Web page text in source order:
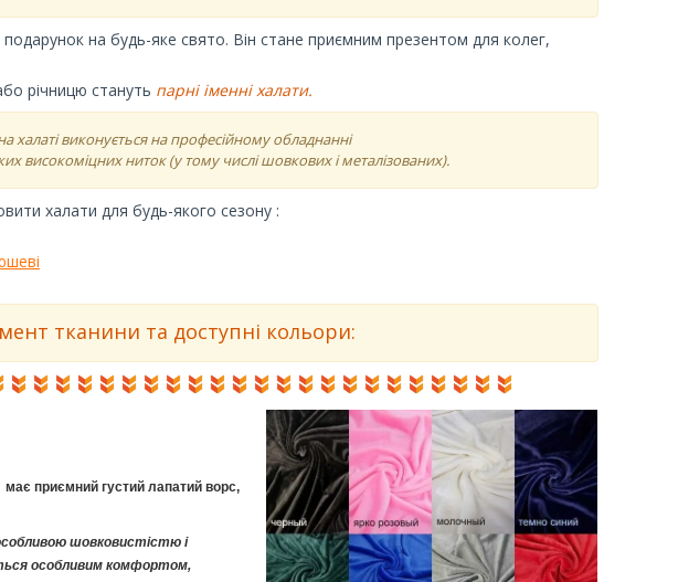
подарунок на будь-яке свято. Він стане приємним презентом для колег,
річницю стануть парні іменні халати.
халаті виконується на професійному обладнанні
високоміцних ниток (у тому числі шовкових і металізованих).
халати для будь-якого сезону :
тканини та доступні кольори:
має приємний густий лапатий ворс,
шовковистістю і
особливим комфортом,